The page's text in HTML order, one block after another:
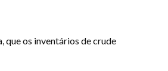
que os inventários de crude